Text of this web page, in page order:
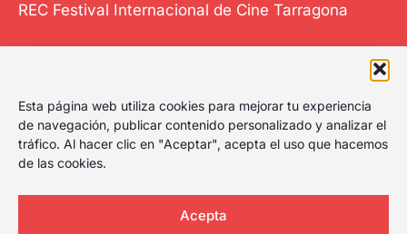
Esta página web utiliza cookies para mejorar tu experiencia
de navegación, publicar contenido personalizado y analizar el
tráfico. Al hacer clic en "Aceptar", acepta el uso que hacemos
de las cookies.
Acepta
REC Festival Internacional de Cine Tarragona
El Festival
Internacional de
Cine de Tarragona
celebrando el
primer festival de